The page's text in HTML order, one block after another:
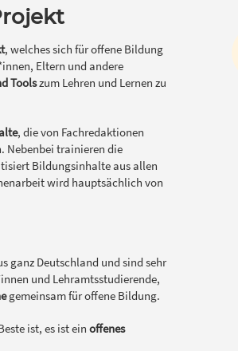
, welches sich für offene Bildung
Eltern und andere
Toolszum Lehren und Lernen zu
, die von Fachredaktionen
Nebenbei trainieren die
Bildungsinhalte aus allen
wird hauptsächlich von
ganz Deutschland und sind sehr
und Lehramtsstudierende,
gemeinsam für offene Bildung.
ist, es ist ein offenes